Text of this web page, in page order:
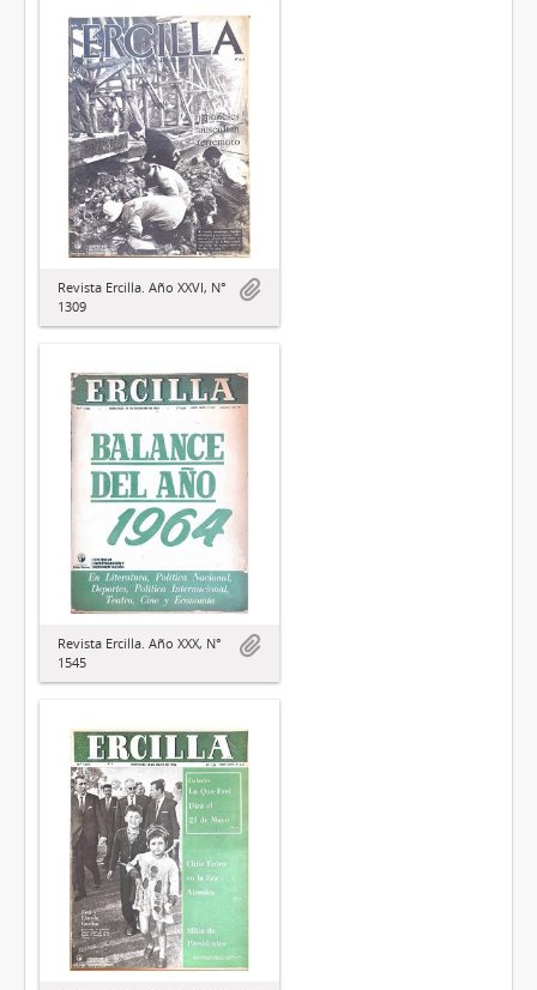
Revista Ercilla. Año XXVI, N°
1309
Revista Ercilla. Año XXX, N°
1545